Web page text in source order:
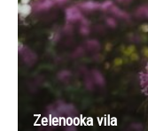
Zelenooka vila